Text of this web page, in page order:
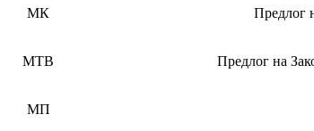
МК Предлог
МТВ Предлог на
МП